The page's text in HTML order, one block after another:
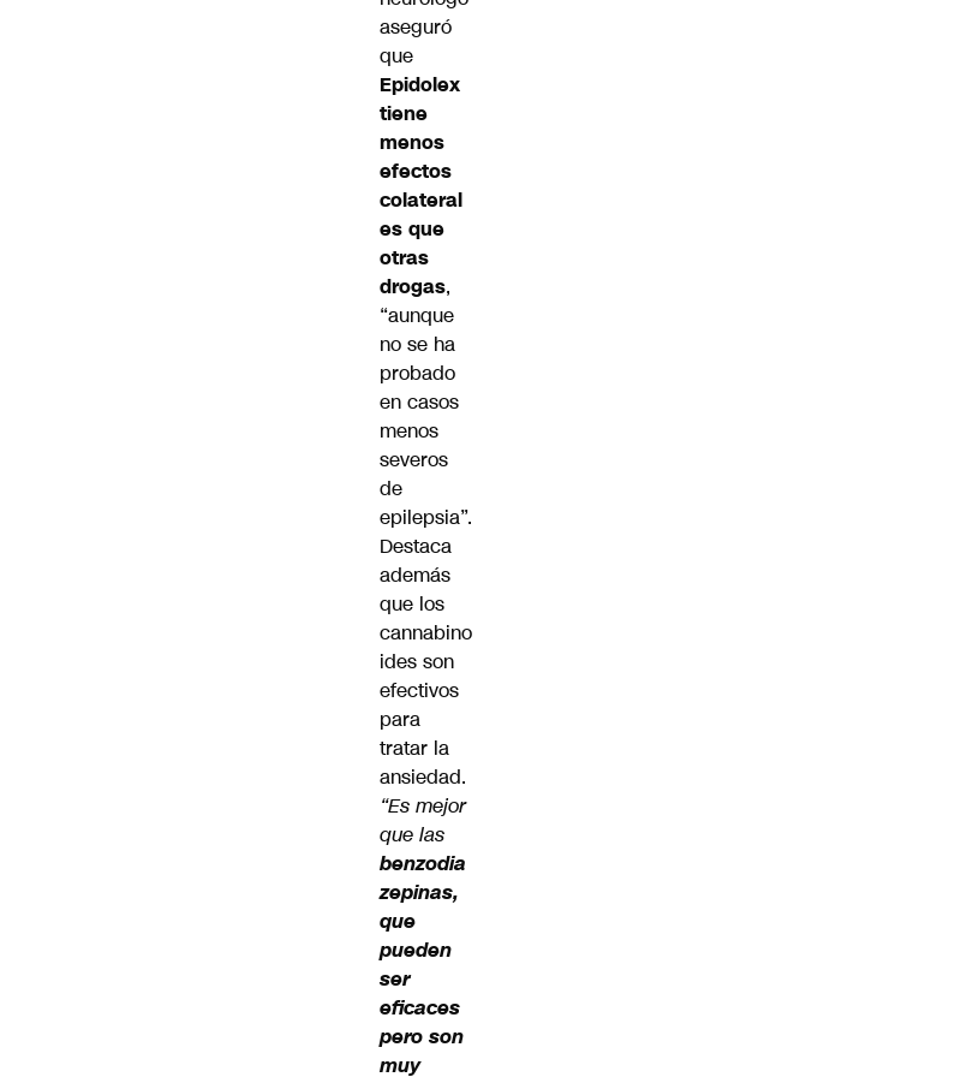
aseguró
que
Epidolex
tiene
menos
efectos
colateral
es que
otras
drogas,
“aunque
no se ha
probado
en casos
menos
severos
de
epilepsia”.
Destaca
además
que los
cannabino
ides son
efectivos
para
tratar la
ansiedad.
“Es mejor
que las
benzodia
zepinas,
que
pueden
ser
eficaces
pero son
muy